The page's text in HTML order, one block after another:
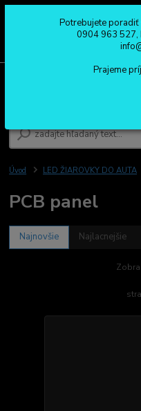
0904 963 527
Po - Pia: 08:00 - 16:00
Úvod LED ŽIAROVKY DO AUTA
PCB panel
Najnovšie Najlacnejšie
Potrebujete poradiť
0904 963 527,
Prajeme